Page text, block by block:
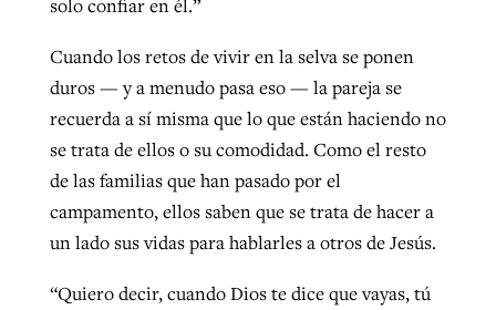
solo confiar en él.”
Cuando los retos de vivir en la selva se ponen
duros — y a menudo pasa eso — la pareja se
recuerda a sí misma que lo que están haciendo no
se trata de ellos o su comodidad. Como el resto
de las familias que han pasado por el
campamento, ellos saben que se trata de hacer a
un lado sus vidas para hablarles a otros de Jesús.
“Quiero decir, cuando Dios te dice que vayas, tú